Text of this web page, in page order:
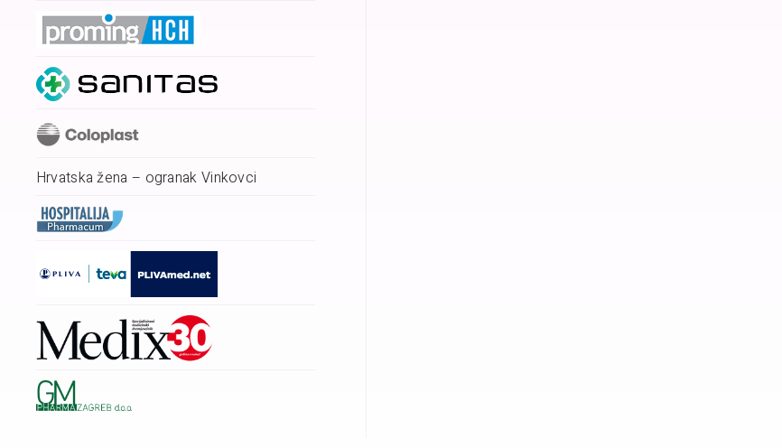
Hrvatska žena – ogranak Vinkovci